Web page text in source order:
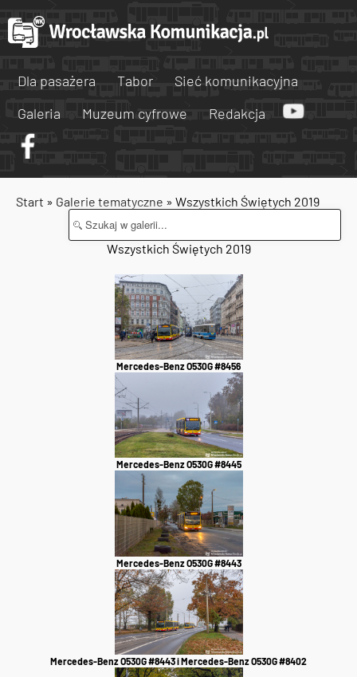
Dla pasażera Tabor
Sieć komunikacyjna
Galeria
Muzeum cyfrowe Redakcja
Start » Galerie tematyczne » Wszystkich Świętych 2019
Wszystkich Świętych 2019
Mercedes-Benz O530G #8456
Mercedes-Benz O530G #8445
Mercedes-Benz O530G #8443
Mercedes-Benz O530G #8443 i Mercedes-Benz O530G #8402